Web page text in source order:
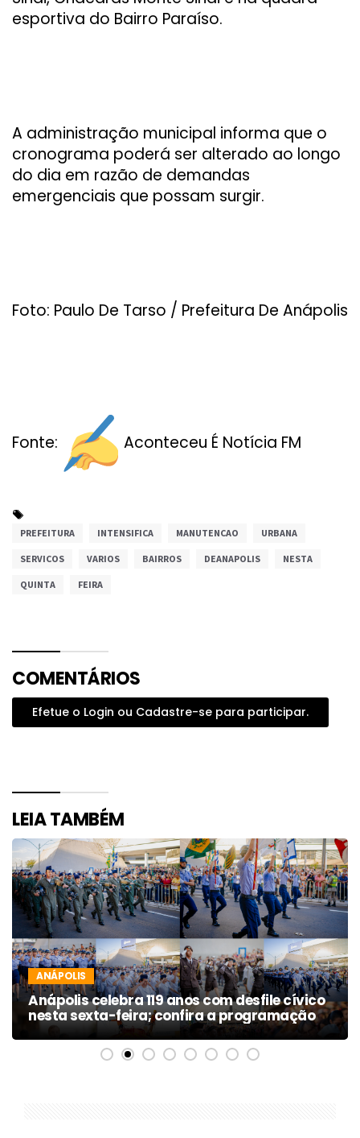
esportiva do Bairro Paraíso.
A administração municipal informa que o
cronograma poderá ser alterado ao longo
do dia em razão de demandas
emergenciais que possam surgir.
Foto: Paulo De Tarso / Prefeitura De Anápolis
Fonte: Aconteceu É Notícia FM
PREFEITURA INTENSIFICA MANUTENCAO URBANA
SERVICOS VARIOS BAIRROS DEANAPOLIS NESTA
QUINTA FEIRA
COMENTÁRIOS
Efetue o Login ou Cadastre-se para participar.
LEIA TAMBÉM
ANÁPOLIS
Anápolis celebra 119 anos com desfile cívico
nesta sexta-feira; confira a programação